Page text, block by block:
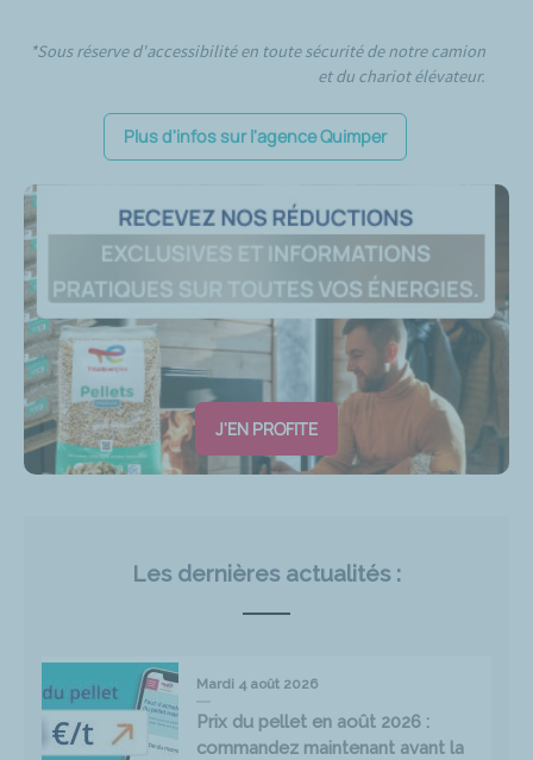
*Sous réserve d'accessibilité en toute sécurité de notre camion
et du chariot élévateur.
Plus d'infos sur l'agence Quimper
J'EN PROFITE
Les dernières actualités :
Mardi 4 août 2026
Prix du pellet en août 2026 :
commandez maintenant avant la